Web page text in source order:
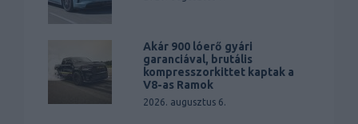
Akár 900 lóerő gyári
garanciával, brutális
kompresszorkittet kaptak a
V8-as Ramok
2026. augusztus 6.